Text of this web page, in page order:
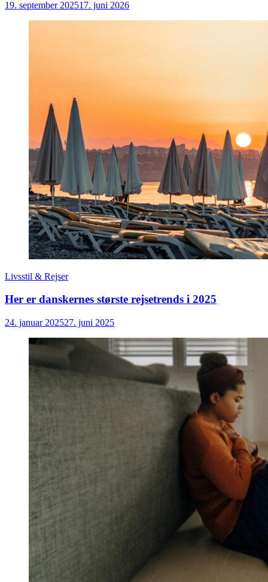
19. september 202517. juni 2026
Livsstil & Rejser
Her er danskernes største rejsetrends i 2025
24. januar 202527. juni 2025